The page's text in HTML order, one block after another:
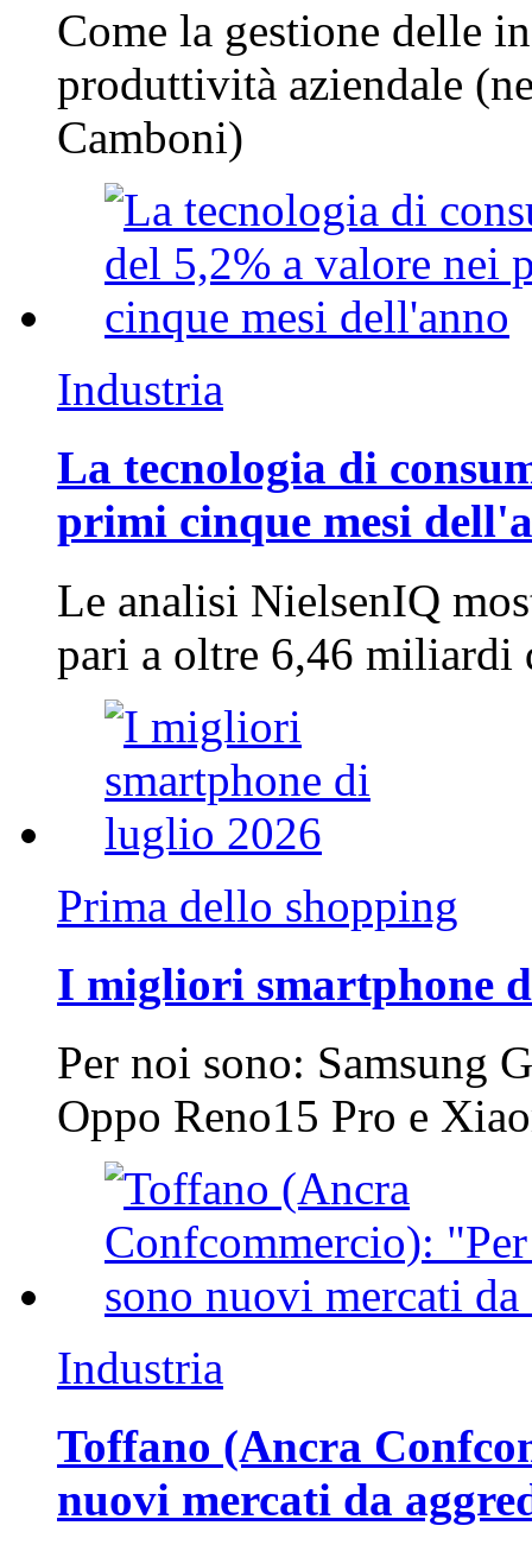
Come la gestione delle
produttività aziendale
Camboni)
Industria
La tecnologia di
primi cinque mesi
Le analisi NielsenIQ
pari a oltre 6,46
Prima dello shopping
I migliori smartphone
Per noi sono: Samsung
Oppo Reno15 Pro e
Industria
Toffano (Ancra
nuovi mercati da